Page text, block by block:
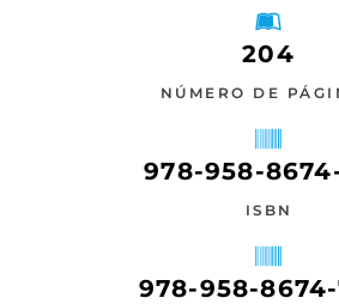
204
NÚMERO DE
978-958-8674-
ISBN
978-958-